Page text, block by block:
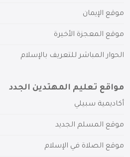
موقع الإيمان
موقع المعجزة الأخيرة
الحوار المباشر للتعريف بالإسلام
مواقع تعليم المهتدين الجدد
أكاديمية سبيلي
موقع المسلم الجديد
موقع الصلاة في الإسلام